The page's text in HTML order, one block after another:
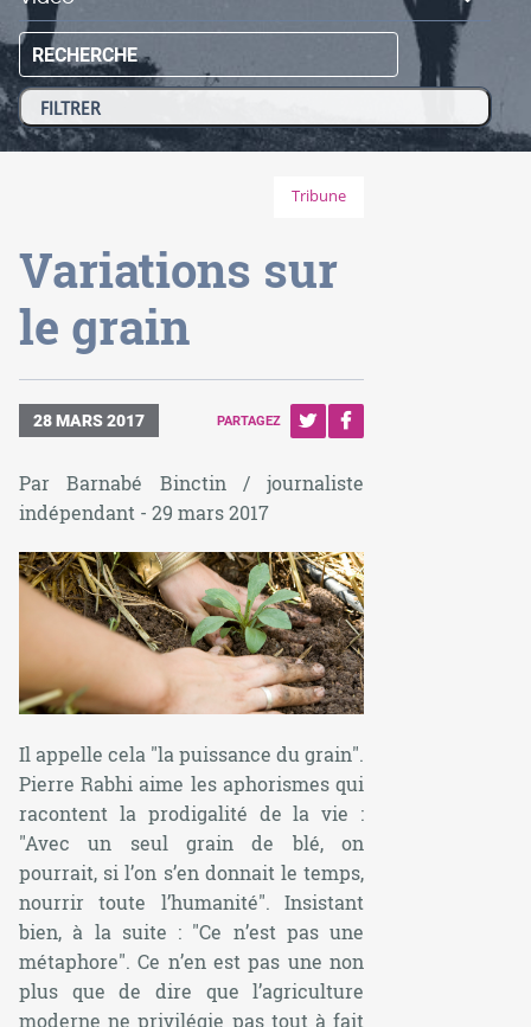
RECHERCHE
Tribune
Variations sur
le grain
28 MARS 2017 PARTAGEZ
Par Barnabé Binctin / journaliste
indépendant - 29 mars 2017
Il appelle cela "la puissance du grain".
Pierre Rabhi aime les aphorismes qui
racontent la prodigalité de la vie :
"Avec un seul grain de blé, on
pourrait, si l’on s’en donnait le temps,
nourrir toute l’humanité". Insistant
bien, à la suite : "Ce n’est pas une
métaphore". Ce n’en est pas une non
plus que de dire que l’agriculture
moderne ne privilégie pas tout à fait